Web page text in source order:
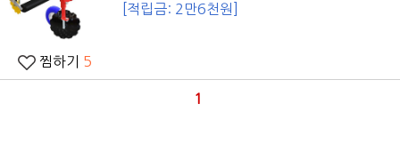
[적립금: 2만6천원]
찜하기 5
1